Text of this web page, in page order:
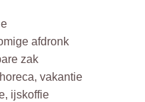
afdronk
zak
vakantie
ijskoffie